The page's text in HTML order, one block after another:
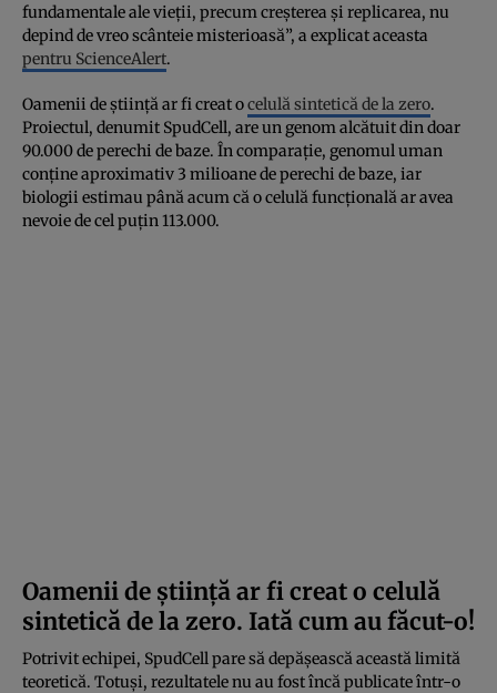
fundamentale ale vieții, precum creșterea și replicarea, nu
depind de vreo scânteie misterioasă”, a explicat aceasta
pentru ScienceAlert.
Oamenii de știință ar fi creat ocelulă sintetică de la zero.
Proiectul, denumit SpudCell, are un genom alcătuit din doar
90.000 de perechi de baze. În comparație, genomul uman
conține aproximativ 3 milioane de perechi de baze, iar
biologii estimau până acum că o celulă funcțională ar avea
nevoie de cel puțin 113.000.
Oamenii de știință ar fi creat o celulă
sintetică de la zero. Iată cum au făcut-o!
Potrivit echipei, SpudCell pare să depășească această limită
teoretică. Totuși, rezultatele nu au fost încă publicate într-o